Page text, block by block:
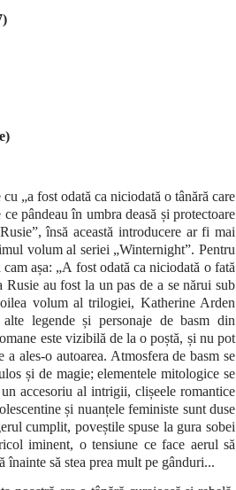
„a fost odată ca niciodată o tânără care
pândeau în umbra deasă și protectoare
însă această introducere ar fi mai
volum al seriei „Winternight”. Pentru
așa: „A fost odată ca niciodată o fată
au fost la un pas de a se nărui sub
volum al trilogiei, Katherine Arden
legende și personaje de basm din
este vizibilă de la o poștă, și nu pot
ales-o autoarea. Atmosfera de basm se
și de magie; elementele mitologice se
accesoriu al intrigii, clișeele romantice
și nuanțele feministe sunt duse
cumplit, poveștile spuse la gura sobei
iminent, o tensiune ce face aerul să
înainte să stea prea mult pe gânduri...